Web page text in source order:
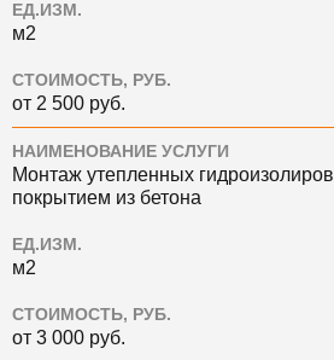
ЕД.ИЗМ.
м2
СТОИМОСТЬ, РУБ.
от 2 500 руб.
НАИМЕНОВАНИЕ УСЛУГИ
Монтаж утепленных
покрытием из бетона
ЕД.ИЗМ.
м2
СТОИМОСТЬ, РУБ.
от 3 000 руб.